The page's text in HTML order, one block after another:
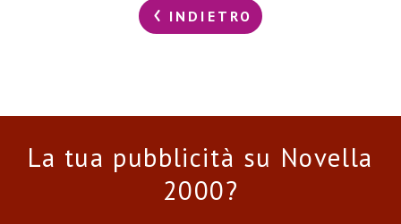
INDIETRO
La tua pubblicità su Novella
2000?